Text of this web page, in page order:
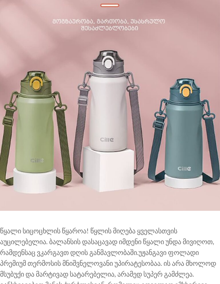
წყალი სიცოცხლის წყაროა! წყლის მიღება ყველასთვის
აუცილებელია. ბალანსის დასაცავად იმდენი წყალი უნდა მივიღოთ,
რამდენსაც ვკარგავთ დღის განმავლობაში.უჟანგავი ფოლადი
პრემიუმ თერმოსის მნიშვნელოვანი უპირატესობაა. ის არა მხოლოდ
მსუბუქი და მარტივად სატარებელია, არამედ სუპერ გამძლეა.